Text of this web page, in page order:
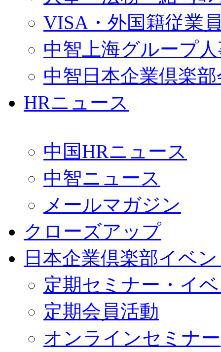
VISA・外国籍従業
中智上海グループ
中智日本企業倶楽
HRニュース
中国HRニュース
中智ニュース
メールマガジン
クローズアップ
日本企業倶楽部イベ
定期セミナー・イ
定期会員活動
オンラインセミナー